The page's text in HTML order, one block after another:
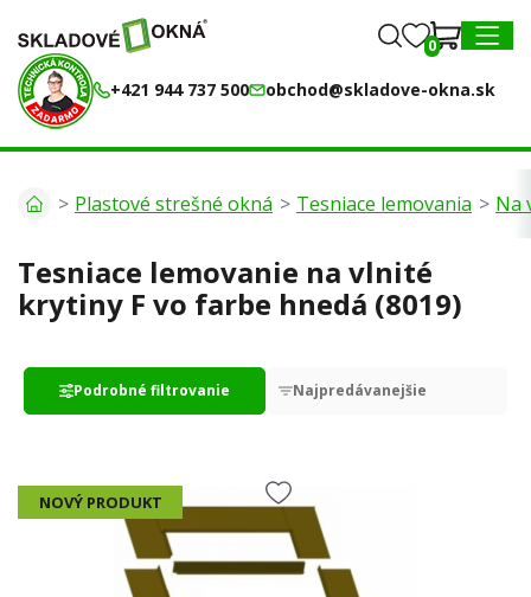
0
+421 944 737 500 obchod@skladove-okna.sk
0
Plastové strešné okná Tesniace lemovania Na
Tesniace lemovanie na vlnité
krytiny F vo farbe hnedá (8019)
Podrobné filtrovanie Najpredávanejšie
Farba,, Hnedá "(8019)
NOVÝ PRODUKT